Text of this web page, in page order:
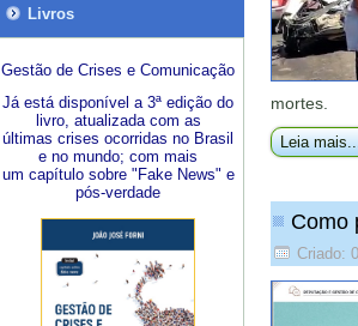
Livros
Gestão de Crises e Comunicação
Já está disponível a 3ª edição do
livro, atualizada com as
últimas crises ocorridas no Brasil
e no mundo; com mais
um capítulo sobre "Fake News" e
pós-verdade
mortes.
Leia
Como
Criado: